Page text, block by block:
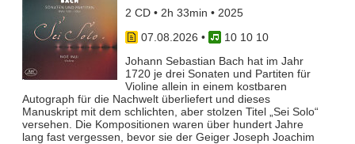
2 CD • 2h 33min • 2025
07.08.2026 •
10 10 10
Johann Sebastian Bach hat im Jahr
1720 je drei Sonaten und Partiten für
Violine allein in einem kostbaren
Autograph für die Nachwelt überliefert und dieses
Manuskript mit dem schlichten, aber stolzen Titel „Sei Solo“
versehen. Die Kompositionen waren über hundert Jahre
lang fast vergessen, bevor sie der Geiger Joseph Joachim